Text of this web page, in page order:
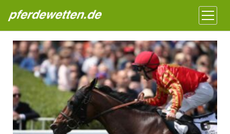
Pferdewetten News
Menü
öffnen